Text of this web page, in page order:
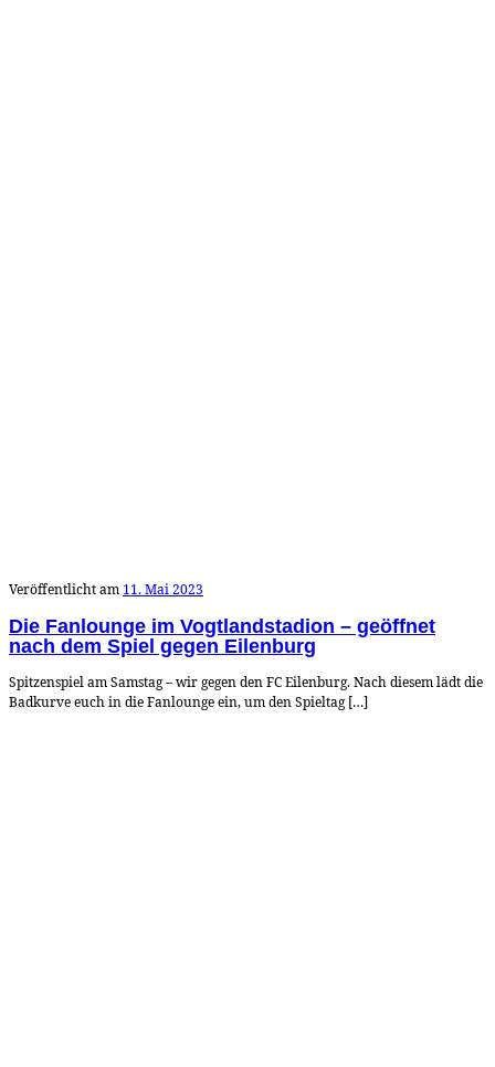
Veröffentlicht am 11. Mai 2023
Die Fanlounge im Vogtlandstadion – geöffnet
nach dem Spiel gegen Eilenburg
Spitzenspiel am Samstag – wir gegen den FC Eilenburg. Nach diesem lädt die
Badkurve euch in die Fanlounge ein, um den Spieltag […]